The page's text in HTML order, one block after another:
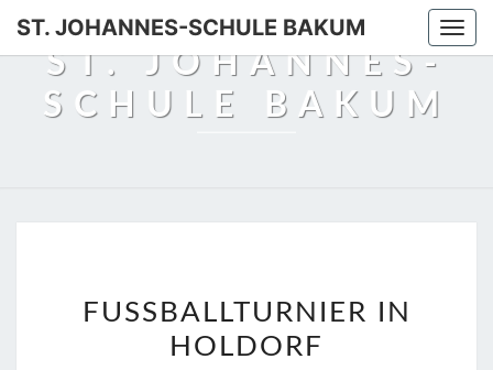
Skip
content
ST. JOHANNES-SCHULE BAKUM
ST. JOHANNES-
SCHULE BAKUM
N H
OLDORF
FUSSBALLTURNIER IN H
OLDORF